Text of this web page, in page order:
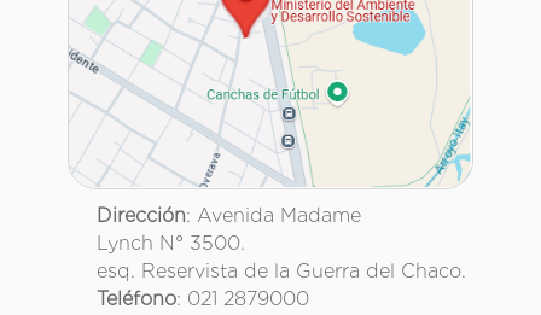
Dirección: Avenida Madame
Lynch N° 3500.
esq. Reservista de la Guerra del Chaco.
Teléfono: 021 2879000